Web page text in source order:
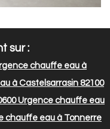
sur :
chauffe eau à
à Castelsarrasin 82100
Urgence chauffe eau
chauffe eau à Tonnerre